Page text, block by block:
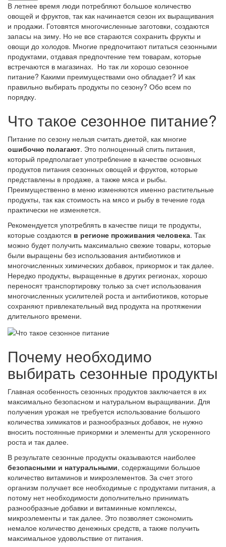
В летнее время люди потребляют большое количество
овощей и фруктов, так как начинается сезон их выращивания
и продажи. Готовятся многочисленные заготовки, создаются
запасы на зиму. Но не все стараются сохранить фрукты и
овощи до холодов. Многие предпочитают питаться сезонными
продуктами, отдавая предпочтение тем товарам, которые
встречаются в магазинах. Но так ли хорошо сезонное
питание? Какими преимуществами оно обладает? И как
правильно выбирать продукты по сезону? Обо всем по
порядку.
Что такое сезонное питание?
Питание по сезону нельзя считать диетой, как многие
ошибочно полагают. Это полноценный спить питания,
который предполагает употребление в качестве основных
продуктов питания сезонных овощей и фруктов, которые
представлены в продаже, а также мяса и рыбы.
Преимущественно в меню изменяются именно растительные
продукты, так как стоимость на мясо и рыбу в течение года
практически не изменяется.
Рекомендуется употреблять в качестве пищи те продукты,
которые создаются в регионе проживания человека. Так
можно будет получить максимально свежие товары, которые
были выращены без использования антибиотиков и
многочисленных химических добавок, прикормок и так далее.
Нередко продукты, выращенные в других регионах, хорошо
переносят транспортировку только за счет использования
многочисленных усилителей роста и антибиотиков, которые
сохраняют привлекательный вид продукта на протяжении
длительного времени.
Почему необходимо
выбирать сезонные продукты
Главная особенность сезонных продуктов заключается в их
максимально безопасном и натуральном выращивании. Для
получения урожая не требуется использование большого
количества химикатов и разнообразных добавок, не нужно
вносить постоянные прикормки и элементы для ускоренного
роста и так далее.
В результате сезонные продукты оказываются наиболее
безопасными и натуральными, содержащими большое
количество витаминов и микроэлементов. За счет этого
организм получает все необходимые с продуктами питания, а
потому нет необходимости дополнительно принимать
разнообразные добавки и витаминные комплексы,
микроэлементы и так далее. Это позволяет сэкономить
немалое количество денежных средств, а также получить
максимальное удовольствие от питания.